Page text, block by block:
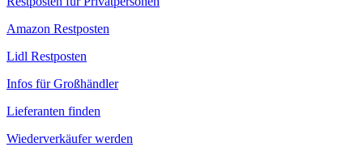
Amazon Restposten
Lidl Restposten
Infos für Großhändler
Lieferanten finden
Wiederverkäufer werden